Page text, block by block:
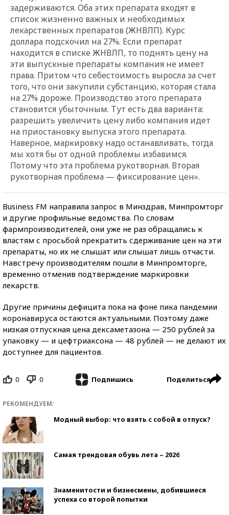
задерживаются. Оба этих препарата входят в
список жизненно важных и необходимых
лекарственных препаратов (ЖНВЛП). Курс
доллара подскочил на 27%. Если препарат
находится в списке ЖНВЛП, то поднять цену на
эти выпускные препараты компания не имеет
права. Притом что себестоимость выросла за счет
того, что они закупили субстанцию, которая стала
на 27% дороже. Производство этого препарата
становится убыточным. Тут есть два варианта:
разрешить увеличить цену либо компания идет
на приостановку выпуска этого препарата.
Наверное, маркировку надо останавливать, тогда
мы хотя бы от одной проблемы избавимся.
Потому что эта проблема рукотворная. Вторая
рукотворная проблема — фиксирование цен».
Business FM направила запрос в Минздрав, Минпромторг
и другие профильные ведомства. По словам
фармпроизводителей, они уже не раз обращались к
властям с просьбой прекратить сдерживание цен на эти
препараты, но их не слышат или слышат лишь отчасти.
Навстречу производителям пошли в Минпромторге,
временно отменив подтверждение маркировки
лекарств.
Другие причины дефицита пока на фоне пика пандемии
коронавируса остаются актуальными. Поэтому даже
низкая отпускная цена дексаметазона — 250 рублей за
упаковку — и цефтриаксона — 48 рублей — не делают их
доступнее для пациентов.
0 0 Подпишись Поделиться
РЕКОМЕНДУЕМ:
Модный выбор: что взять с собой в отпуск?
Самая трендовая обувь лета – 2026
Знаменитости и бизнесмены, добившиеся
успеха со второй попытки